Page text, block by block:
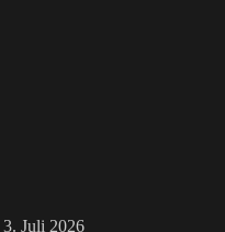
3. Juli 2026